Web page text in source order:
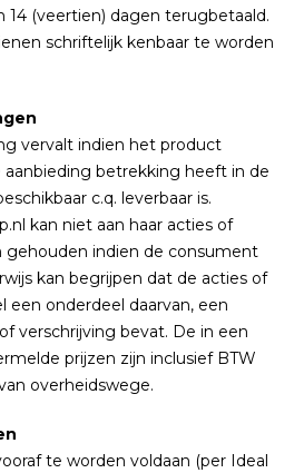
14 (veertien) dagen terugbetaald.
schriftelijk kenbaar te worden
vervalt indien het product
aanbieding betrekking heeft in de
c.q. leverbaar is.
kan niet aan haar acties of
gehouden indien de consument
kan begrijpen dat de acties of
een onderdeel daarvan, een
verschrijving bevat. De in een
prijzen zijn inclusief BTW
overheidswege.
te worden voldaan (per Ideal